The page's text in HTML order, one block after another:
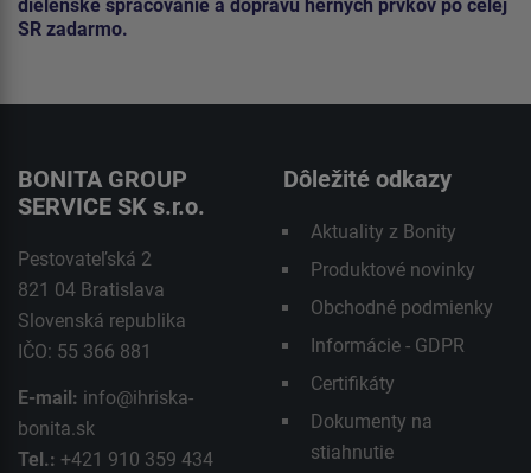
dielenské spracovanie a dopravu herných prvkov po celej
SR zadarmo.
BONITA GROUP
SERVICE SK s.r.o.
Pestovateľská 2
821 04 Bratislava
Slovenská republika
IČO: 55 366 881
E-mail: info@ihriska-
bonita.sk
Tel.: +421 910 359 434
Dôležité odkazy
Aktuality z Bonity
Produktové novinky
Obchodné podmienky
Informácie - GDPR
Certifikáty
Dokumenty na
stiahnutie